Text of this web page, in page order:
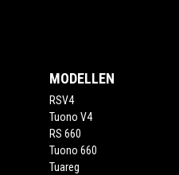
MODELLEN
RSV4
Tuono V4
RS 660
Tuono 660
Tuareg